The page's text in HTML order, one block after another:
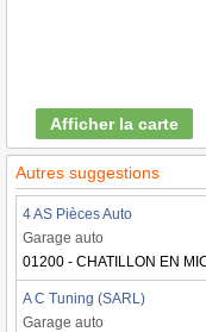
Afficher la carte
Autres suggestions
4 AS Pièces Auto
Garage auto
01200 - CHATILLON EN
A C Tuning (SARL)
Garage auto